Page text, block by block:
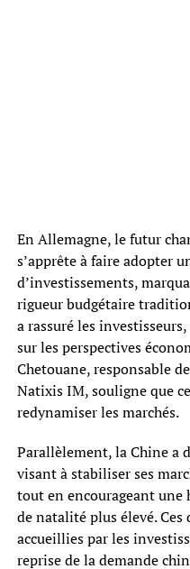
En Allemagne, le futur
s’apprête à faire adopter
d’investissements,
rigueur budgétaire
a rassuré les
sur les perspectives
Chetouane, responsable
Natixis IM, souligne que
redynamiser les marchés.
Parallèlement, la Chine a
visant à stabiliser ses
tout en encourageant une
de natalité plus élevé.
accueillies par les
reprise de la demande